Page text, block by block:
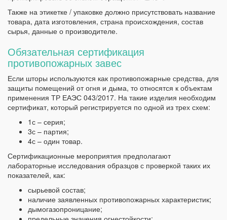
Также на этикетке / упаковке должно присутствовать название
товара, дата изготовления, страна происхождения, состав
сырья, данные о производителе.
Обязательная сертификация
противопожарных завес
Если шторы используются как противопожарные средства, для
защиты помещений от огня и дыма, то относятся к объектам
применения ТР ЕАЭС 043/2017. На такие изделия необходим
сертификат, который регистрируется по одной из трех схем:
1с – серия;
3с – партия;
4с – один товар.
Сертификационные мероприятия предполагают
лабораторные исследования образцов с проверкой таких их
показателей, как:
сырьевой состав;
наличие заявленных противопожарных характеристик;
дымогазопроницание;